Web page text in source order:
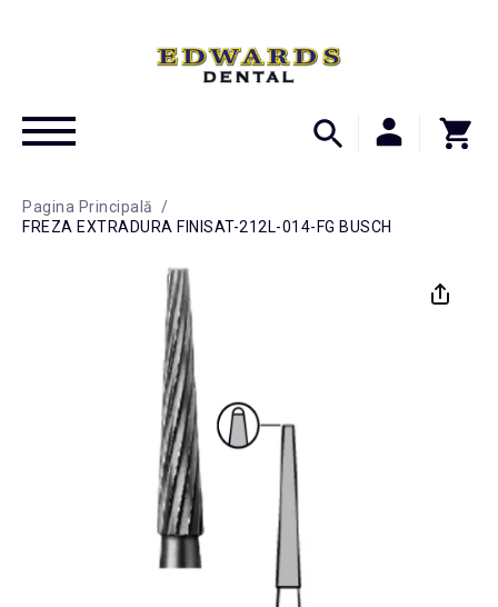
Pagina Principală
/
FREZA EXTRADURA FINISAT-212L-014-FG BUSCH